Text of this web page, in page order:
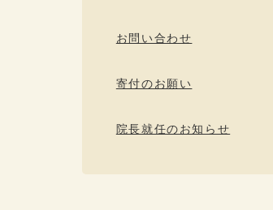
お問い合わせ
寄付のお願い
院長就任のお知らせ